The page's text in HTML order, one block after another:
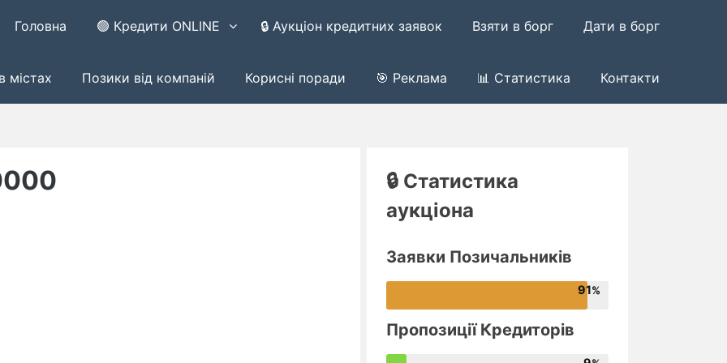
Головна 🟢 Кредити ONLINE 🔒 Аукціон кредитних заявок Взяти в борг Дати в борг
містах Позики від компаній Корисні поради 🎯 Реклама 📊 Статистика Контакти
🔒 Статистика
аукціона
Заявки Позичальників
91
Пропозиції Кредиторів